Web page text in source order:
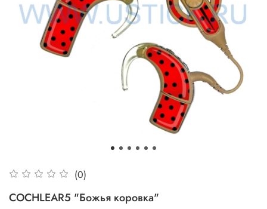
(0)
COCHLEAR5 "Божья коровка"